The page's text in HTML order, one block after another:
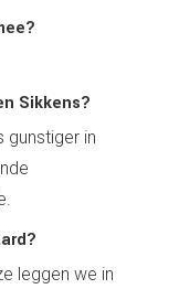
Sikkens?
gunstiger in
leggen we in